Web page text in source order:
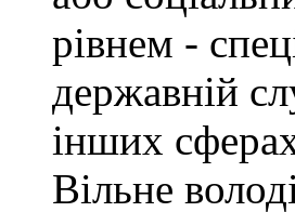
рівнем -
державній
інших
Вільне